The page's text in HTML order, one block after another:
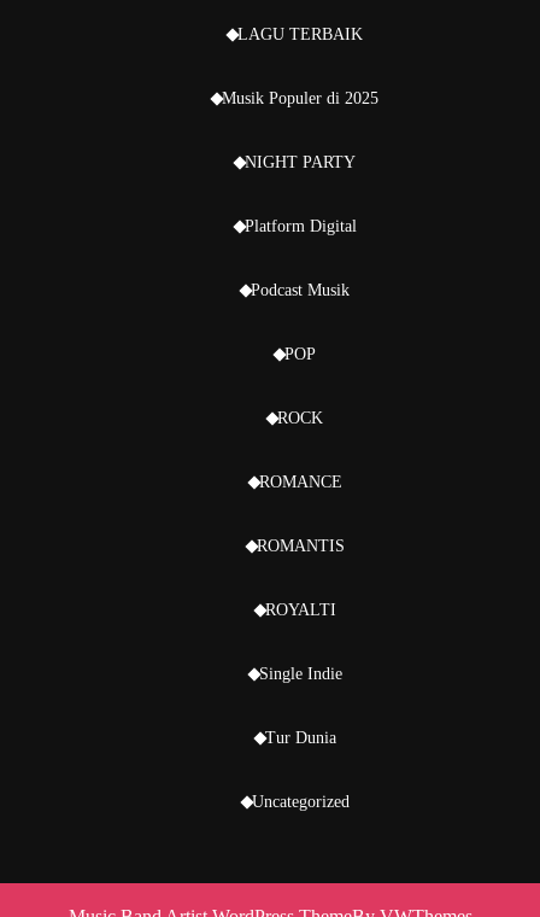
LAGU TERBAIK
Musik Populer di 2025
NIGHT PARTY
Platform Digital
Podcast Musik
POP
ROCK
ROMANCE
ROMANTIS
ROYALTI
Single Indie
Tur Dunia
Uncategorized